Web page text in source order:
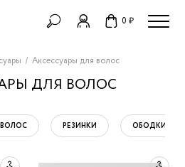
0 ₽
Аксессуары для волос
ДЛЯ ВОЛОС
РЕЗИНКИ ОБОДКИ И